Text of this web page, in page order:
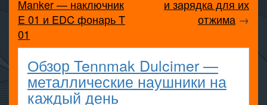
Manker — наключник
E 01 и EDC фонарь T
01
и зарядка для их
отжима →
Обзор Tennmak Dulcimer —
металлические наушники на
каждый день